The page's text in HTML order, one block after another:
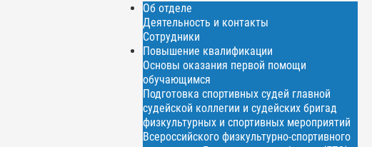
Об отделе
Деятельность и контакты
Сотрудники
Повышение квалификации
Основы оказания первой помощи
обучающимся
Подготовка спортивных судей главной
судейской коллегии и судейских бригад
физкультурных и спортивных мероприятий
Всероссийского физкультурно-спортивного